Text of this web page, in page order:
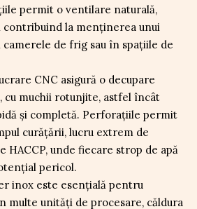
permit o ventilare naturală,
contribuind la menţinerea unui
de frig sau în spaţiile de
CNC asigură o decupare
cu muchii rotunjite, astfel încât
şi completă. Perforaţiile permit
curăţării, lucru extrem de
unde fiecare strop de apă
pericol.
inox este esenţială pentru
multe unităţi de procesare, căldura